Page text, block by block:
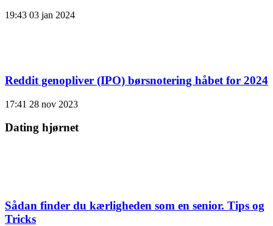
19:43 03 jan 2024
Reddit genopliver (IPO) børsnotering håbet for 2024
17:41 28 nov 2023
Dating hjørnet
Sådan finder du kærligheden som en senior. Tips og
Tricks